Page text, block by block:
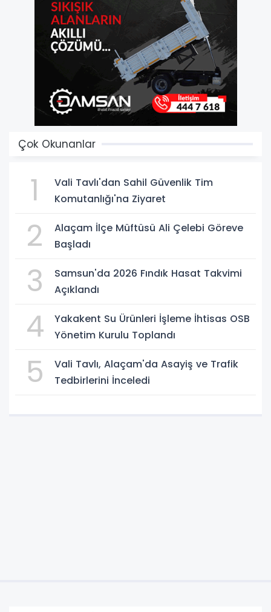
Çok Okunanlar
1
Vali Tavlı'dan Sahil Güvenlik Tim
Komutanlığı'na Ziyaret
2
Alaçam İlçe Müftüsü Ali Çelebi Göreve
Başladı
3
Samsun'da 2026 Fındık Hasat Takvimi
Açıklandı
4
Yakakent Su Ürünleri İşleme İhtisas OSB
Yönetim Kurulu Toplandı
5
Vali Tavlı, Alaçam'da Asayiş ve Trafik
Tedbirlerini İnceledi